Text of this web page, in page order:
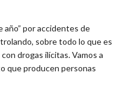
por accidentes de
sobre todo lo que es
drogas ilícitas. Vamos a
que producen personas